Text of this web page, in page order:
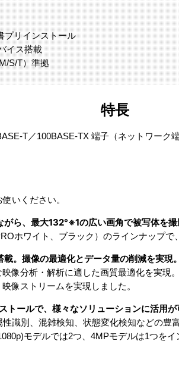
プリインストール
イス搭載
S/T）準拠
特長
T／100BASE-TX 端子（ネットワーク
いください。
ら、最大132°※1の広い画角で被写体を撮
ホワイト、ブラック）のラインナップで
。撮像の最適化とデータ量の削減を実現。
像分析・解析に適した画質最適化を実現
像ストリームを実現しました。
ールで、様々なソリューションに活用が
識別、混雑検知、状態変化検知などの豊
モデルでは2つ、4MPモデルは1つを